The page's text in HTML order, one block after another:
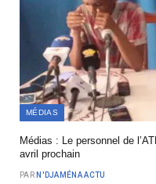
MÉDIAS
Médias : Le personnel de
avril prochain
PAR N'DJAMÉNA ACTU